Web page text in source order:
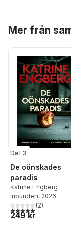
Mer från
Del 3
De oönskades
paradis
Katrine Engberg
Inbunden, 2026
5,0utav 5 stjärnor.
(2)
249 kr